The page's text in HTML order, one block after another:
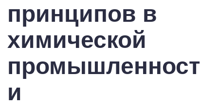
принципов в
химической
промышленност
и